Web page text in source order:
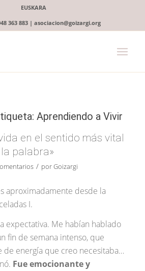
EUSKARA
363 883 | asociacion@goizargi.org
Aprendiendo a Vivir
en el sentido más vital
palabra»
/ porGoizargi
aproximadamente desde la
I.
expectativa. Me habían hablado
fin de semana intenso, que
de energía que creo necesitaba…
Fue emocionante y